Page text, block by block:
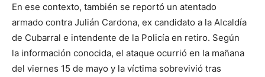
En ese contexto, también se reportó un atentado
armado contra Julián Cardona, ex candidato a la Alcaldía
de Cubarral e intendente de la Policía en retiro. Según
la información conocida, el ataque ocurrió en la mañana
del viernes 15 de mayo y la víctima sobrevivió tras